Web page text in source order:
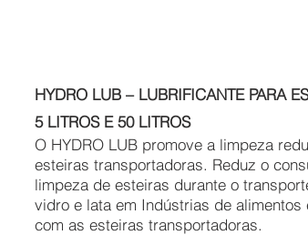
HYDRO LUB – LUBRIFICANTE PARA
5 LITROS E 50 LITROS
O HYDRO LUB promove a limpeza
esteiras transportadoras. Reduz o
limpeza de esteiras durante o
vidro e lata em Indústrias de
com as esteiras transportadoras.